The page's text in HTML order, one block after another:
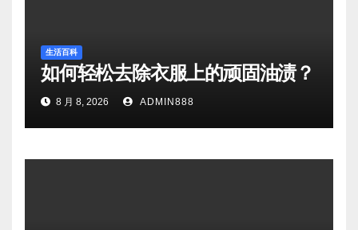
生活百科
如何轻松去除衣服上的顽固油渍？
8 月 8, 2026 ADMIN888